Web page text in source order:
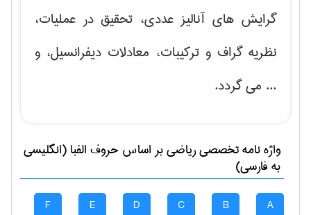
گرایش های آنالیز عددی، تحقیق در عملیات،
نظریه گراف و تركیبات، معادلات دیفرانسیل، و
... می گردد.
واژه نامه تخصصیرياضیبر اساس حروف الفبا (انگلیسی
به فارسی)
A
B
C
D
E
F